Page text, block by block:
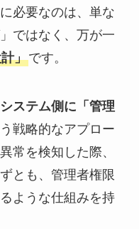
必要なのは、単な
ではなく、万が一
」です。
システム側に「管理
戦略的なアプロー
常を検知した際、
とも、管理者権限
ような仕組みを持